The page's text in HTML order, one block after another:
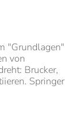
"Grundlagen"
von
Brucker,
Springer